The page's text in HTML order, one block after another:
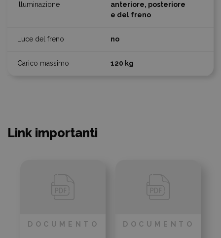
anteriore, posteriore
e del freno
no
120 kg
Link importanti
DOCUMENTO DOCUMENTO